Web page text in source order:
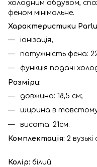
холодним обдувом,
феном мінімальне.
Характеристики
іонізація;
потужність фена:
функція подачі
Розміри:
довжина: 18,5 см;
ширина в товстому
висота: 21см.
Комплектація: 2
Колір: білий